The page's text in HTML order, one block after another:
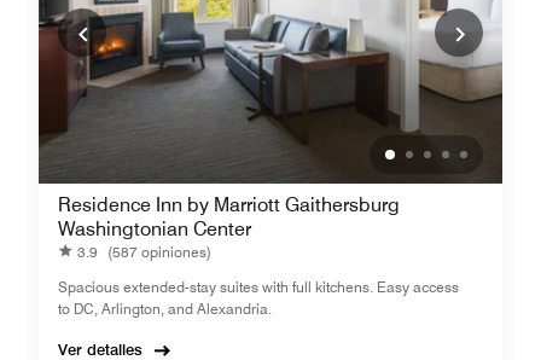
Residence Inn by Marriott Gaithersburg
Washingtonian Center
3.9
(587 opiniones)
Spacious extended-stay suites with full kitchens. Easy access
to DC, Arlington, and Alexandria.
Ver detalles